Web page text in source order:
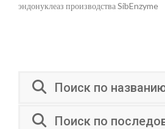
эндонуклеаз производства SibEnzyme
Поиск по
Поиск по